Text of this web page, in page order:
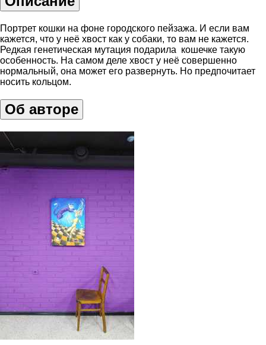
Портрет кошки на фоне городского пейзажа. И если вам
кажется, что у неё хвост как у собаки, то вам не кажется.
Редкая генетическая мутация подарила кошечке такую
особенность. На самом деле хвост у неё совершенно
нормальный, она может его развернуть. Но предпочитает
носить кольцом.
Об авторе